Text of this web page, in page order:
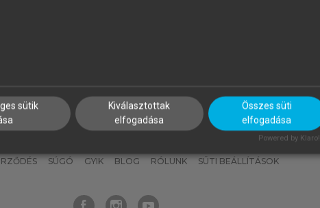
MI – ÁLTALÁNOS IRÁNYELVEK
SÚGÓ GYIK BLOG RÓLUNK SÜTI BEÁLLÍTÁSOK
sütik
Kiválasztottak
elfogadása
Összes süti
elfogadása
Powered by Klaro!